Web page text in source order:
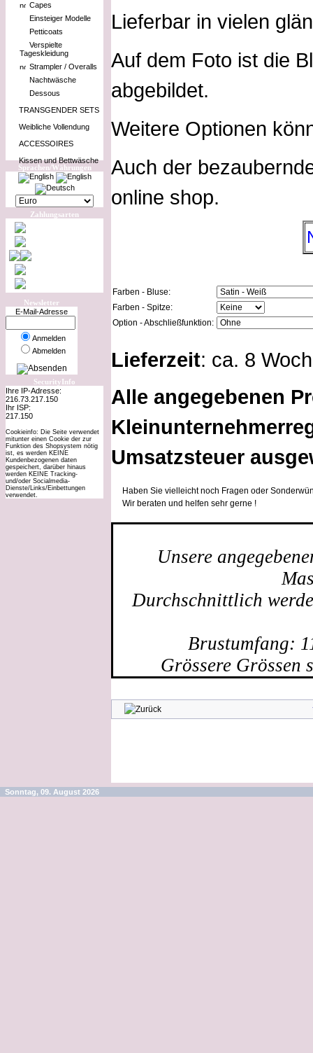
Capes
Einsteiger Modelle
Petticoats
Verspielte
Tageskleidung
Strampler / Overalls
Nachtwäsche
Dessous
TRANSGENDER SETS
Weibliche Vollendung
ACCESSOIRES
Kissen und Bettwäsche
Sprachen/Währungen
Zahlungsarten
Newsletter
E-Mail-Adresse
Anmelden
Abmelden
SecurityInfo
Ihre IP-Adresse:
216.73.217.150
Ihr ISP:
217.150
Cookieinfo: Die Seite verwendet
mitunter einen Cookie der zur
Funktion des Shopsystem nötig
ist, es werden KEINE
Kundenbezogenen daten
gespeichert, darüber hinaus
werden KEINE Tracking-
und/oder Socialmedia-
Dienste/Links/Einbettungen
verwendet.
Lieferbar in vielen
Auf dem Foto ist die
abgebildet.
Weitere Optionen
Auch der
online shop.
Farben - Bluse:
Farben - Spitze:
Option - Abschließfunktion:
Lieferzeit: ca. 8
Alle angegebenen
Umsatzsteuer
Haben Sie vielleicht noch Fragen oder
Wir beraten und helfen sehr gerne !
Unsere
Durchschnittlich
Brustumfang:
Grössere Grössen
Sonntag, 09. August 2026